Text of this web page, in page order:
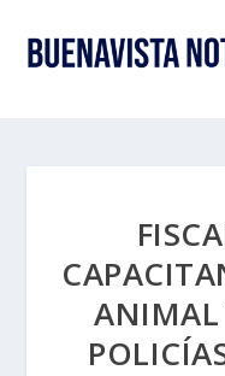
ANIMAL